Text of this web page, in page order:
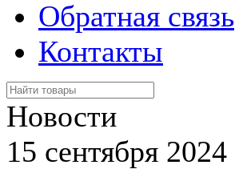
Обратная связь
Контакты
Новости
15 сентября 2024